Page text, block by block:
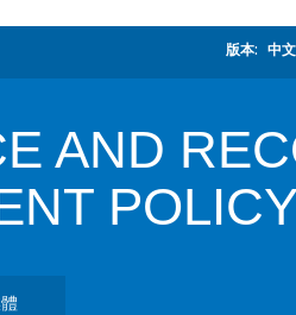
版本: 中文
AND